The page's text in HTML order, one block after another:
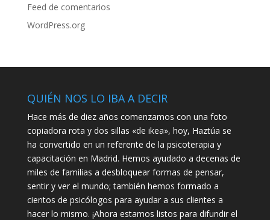
Feed de comentarios
WordPress.org
QUIÉN NOS LO IBA A DECIR
Hace más de diez años comenzamos con una foto
copiadora rota y dos sillas «de ikea», hoy, Haztúa se
ha convertido en un referente de la psicoterapia y
capacitación en Madrid. Hemos ayudado a decenas de
miles de familias a desbloquear formas de pensar,
sentir y ver el mundo; también hemos formado a
cientos de psicólogos para ayudar a sus clientes a
hacer lo mismo. ¡Ahora estamos listos para difundir el